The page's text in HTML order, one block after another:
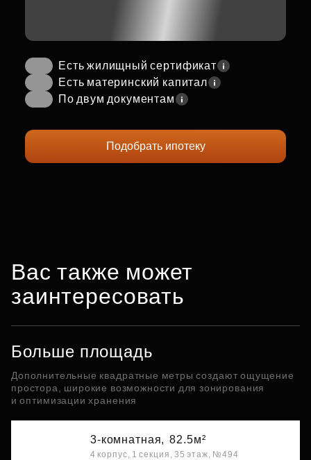
Есть жилищный сертификат
Есть материнский капитал
По двум документам
Подобрать ипотеку
Вас также может
заинтересовать
Больше площадь
Дополнительные квадратные метры создают ощущение
простора, широкие возможности для зонирования
и оптимизации хранения
3-комнатная, 82.5м²
4 корпус, 1 секция, 35 этаж, №494